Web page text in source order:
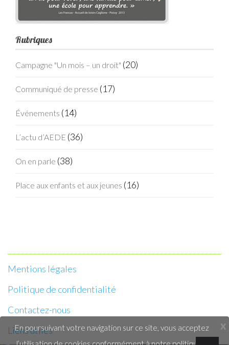
x
En poursuivant votre navigation sur ce site, vous acceptez
Rubriques
Campagne "Un mois – un droit" (20)
Communiqué de presse (17)
Événements (14)
L’actu d’AEDE (36)
On en parle (38)
Place aux enfants et aux jeunes (16)
Mentions légales
Politique de confidentialité
Contactez-nous
Liens utiles